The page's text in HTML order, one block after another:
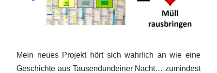
Mein neues Projekt hört sich wahrlich an wie eine
Geschichte aus Tausendundeiner Nacht… zumindest